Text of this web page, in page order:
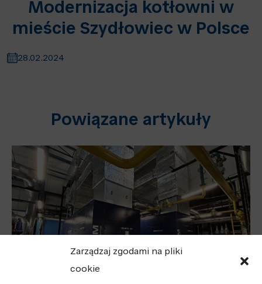
Zarządzaj zgodami na pliki
cookie
Modernizacja kotłowni w
mieście Szydłowiec w Polsce
28.02.2024
Powiązane artykuły